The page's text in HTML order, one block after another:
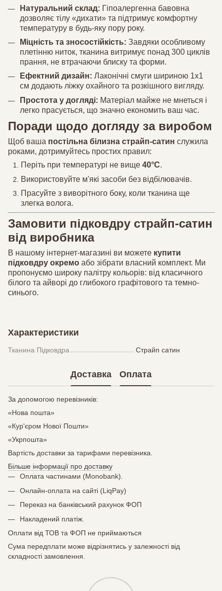
Натуральний склад: Гіпоалергенна бавовна
дозволяє тілу «дихати» та підтримує комфортну
температуру в будь-яку пору року.
Міцність та зносостійкість: Завдяки особливому
плетінню ниток, тканина витримує понад 300 циклів
прання, не втрачаючи блиску та форми.
Ефектний дизайн: Лаконічні смуги шириною 1х1
см додають ліжку охайного та розкішного вигляду.
Простота у догляді: Матеріал майже не мнеться і
легко прасується, що значно економить ваш час.
Поради щодо догляду за виробом
Щоб ваша постільна білизна страйп-сатин служила
роками, дотримуйтесь простих правил:
Періть при температурі не вище 40°C.
Використовуйте м'які засоби без відбілювачів.
Прасуйте з виворітного боку, коли тканина ще
злегка волога.
Замовити підковдру страйп-сатин
від виробника
В нашому інтернет-магазині ви можете купити
підковдру окремо або зібрати власний комплект. Ми
пропонуємо широку палітру кольорів: від класичного
білого та айворі до глибокого графітового та темно-
синього.
Характеристики
Тканина Підковдра Страйп сатин
Доставка Оплата
За допомогою перевізників:
«Нова пошта»
«Кур'єром Нової Пошти»
«Укрпошта»
Вартість доставки за тарифами перевізника.
Більше інформації про доставку
Оплата частинами (Monobank).
Онлайн-оплата на сайті (LiqPay)
Переказ на банківський рахунок ФОП
Накладений платіж.
Оплати від ТОВ та ФОП не приймаються
Сума передплати може відрізнятись у залежності від
складності замовлення.